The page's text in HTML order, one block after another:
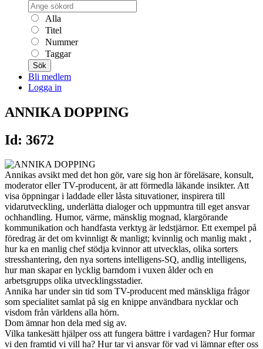
Alla
Titel
Nummer
Taggar
Sök
Bli medlem
Logga in
ANNIKA DOPPING
Id: 3672
Annikas avsikt med det hon gör, vare sig hon är föreläsare, konsult,
moderator eller TV-producent, är att förmedla läkande insikter. Att
visa öppningar i laddade eller låsta situvationer, inspirera till
vidarutveckling, underlätta dialoger och uppmuntra till eget ansvar
ochhandling. Humor, värme, mänsklig mognad, klargörande
kommunikation och handfasta verktyg är ledstjärnor. Ett exempel på
föredrag är det om kvinnligt & manligt; kvinnlig och manlig makt ,
hur ka en manlig chef stödja kvinnor att utvecklas, olika sorters
stresshantering, den nya sortens intelligens-SQ, andlig intelligens,
hur man skapar en lycklig barndom i vuxen ålder och en
arbetsgrupps olika utvecklingsstadier.
Annika har under sin tid som TV-producent med mänskliga frågor
som specialitet samlat på sig en knippe användbara nycklar och
visdom från världens alla hörn.
Dom ämnar hon dela med sig av.
Vilka tankesätt hjälper oss att fungera bättre i vardagen? Hur formar
vi den framtid vi vill ha? Hur tar vi ansvar för vad vi lämnar efter oss